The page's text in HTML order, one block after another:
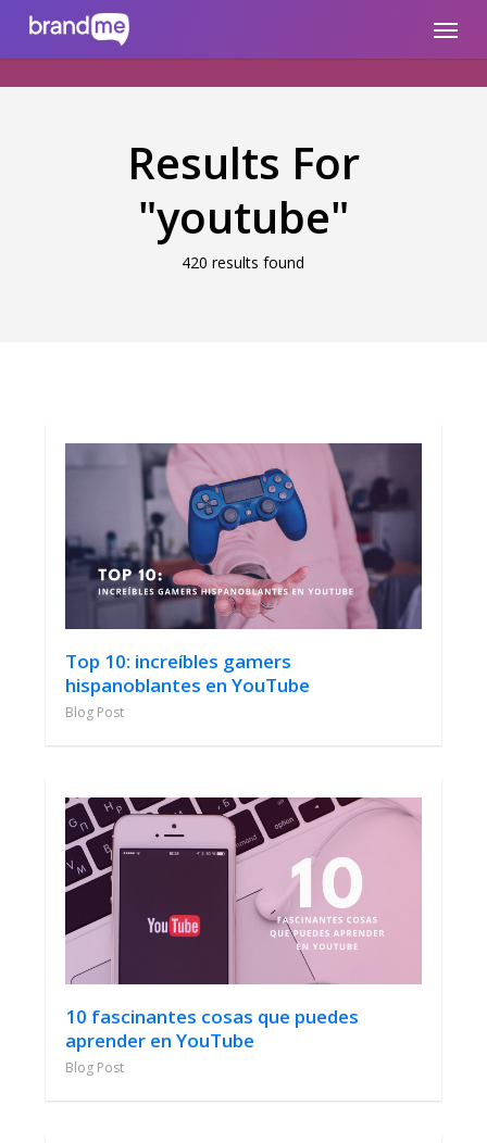
brandme.la Menu
Results For
"youtube"
420 results found
Top 10: increíbles gamers
hispanoblantes en YouTube
Blog Post
10 fascinantes cosas que puedes
aprender en YouTube
Blog Post